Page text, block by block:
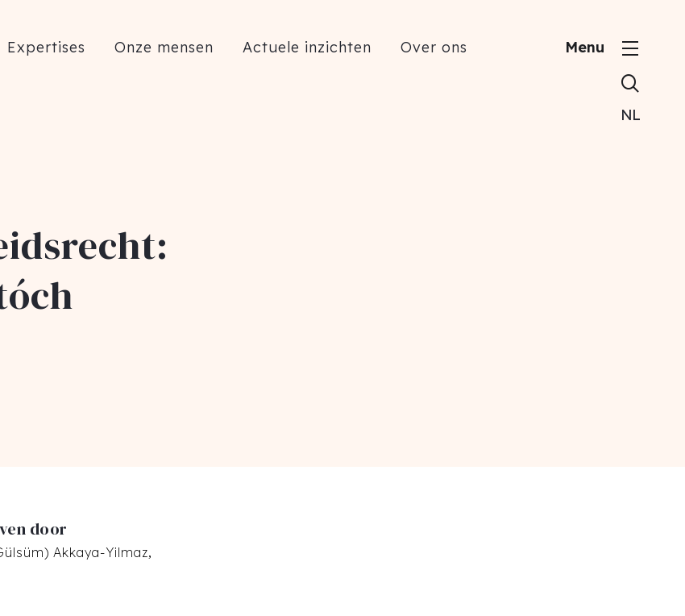
Expertises Onze mensen Actuele inzichten Over ons Menu
NL
door
Akkaya-Yilmaz